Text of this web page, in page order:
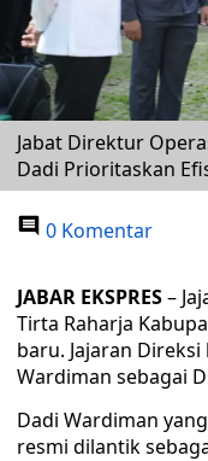
Jabat Direktur
Dadi Prioritaskan
0 Komentar
JABAR EKSPRES–
Tirta Raharja
baru. Jajaran
Wardiman sebagai
Dadi Wardiman
resmi dilantik